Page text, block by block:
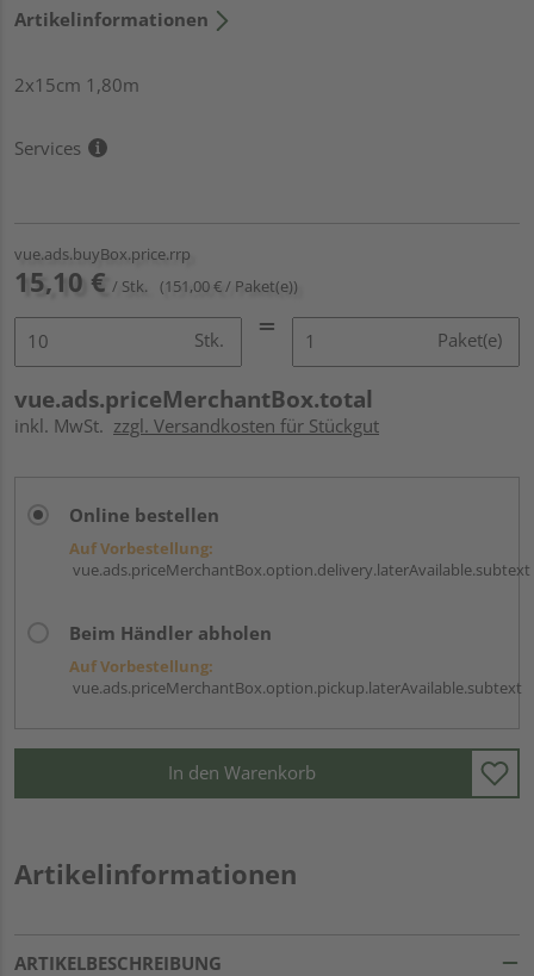
Artikelinformationen
2x15cm 1,80m
Services
vue.ads.buyBox.price.rrp
15,10 € / Stk. (151,00 € / Paket(e))
Stk. Paket(e)
vue.ads.priceMerchantBox.total
inkl. MwSt. zzgl. Versandkosten für Stückgut
Online bestellen
Auf Vorbestellung:
vue.ads.priceMerchantBox.option.delivery.laterAvailable.subtext
Beim Händler abholen
Auf Vorbestellung:
vue.ads.priceMerchantBox.option.pickup.laterAvailable.subtext
In den Warenkorb
Artikelinformationen
ARTIKELBESCHREIBUNG